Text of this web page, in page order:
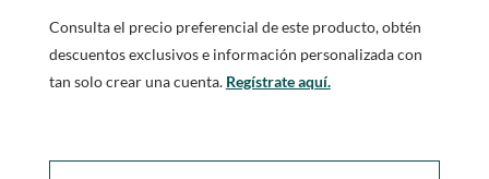
Consulta el precio preferencial de este producto, obtén
descuentos exclusivos e información personalizada con
tan solo crear una cuenta. Regístrate aquí.